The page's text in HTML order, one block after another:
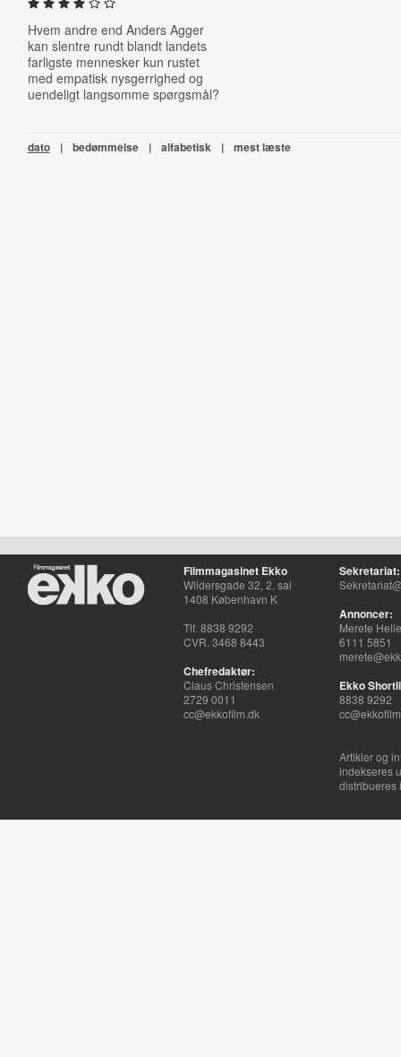
Hvem andre end Anders Agger
kan slentre rundt blandt landets
farligste mennesker kun rustet
med empatisk nysgerrighed og
uendeligt langsomme spørgsmål?
dato | bedømmelse | alfabetisk | mest læste
Filmmagasinet Ekko
Wildersgade 32, 2. sal
1408 København K
Tlf. 8838 9292
CVR. 3468 8443
Chefredaktør:
Claus Christensen
2729 0011
cc@ekkofilm.dk
Sekretariat:
Annoncer:
Merete
6111 5851
Ekko
8838 9292
Artikler og
indekseres
distribueres